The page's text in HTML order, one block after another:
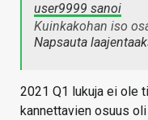
user9999 sanoi
Kuinkakohan iso
Napsauta
2021 Q1 lukuja ei ole
kannettavien osuus